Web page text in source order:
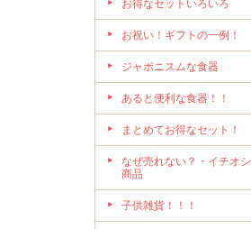
お得なセットいろいろ
お祝い！ギフトの一例！
ジャポニスムな食器
あると便利な食器！！
まとめてお得なセット！
なぜ売れない？・イチオシ
商品
子供雑貨！！！